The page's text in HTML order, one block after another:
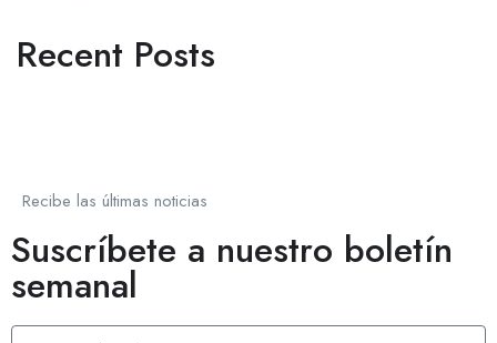
Recent Posts
Recibe las últimas noticias
Suscríbete a nuestro boletín
semanal